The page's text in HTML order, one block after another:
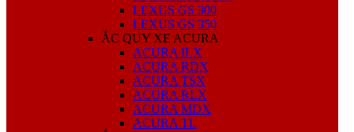
LEXUS GS 300
LEXUS GS 350
ẮC QUY XE ACURA
ACURA ILX
ACURA RDX
ACURA TSX
ACURA RLX
ACURA MDX
ACURA TL